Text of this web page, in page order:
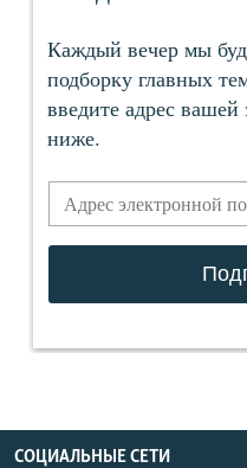
СОЦИАЛЬНЫЕ СЕТИ